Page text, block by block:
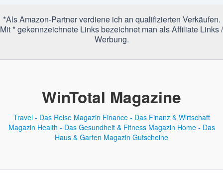
*Als Amazon-Partner verdiene ich an qualifizierten Verkäufen.
Mit * gekennzeichnete Links bezeichnet man als Affiliate Links /
Werbung.
WinTotal Magazine
Travel - Das Reise Magazin Finance - Das Finanz & Wirtschaft
Magazin Health - Das Gesundheit & Fitness Magazin Home - Das
Haus & Garten Magazin Gutscheine